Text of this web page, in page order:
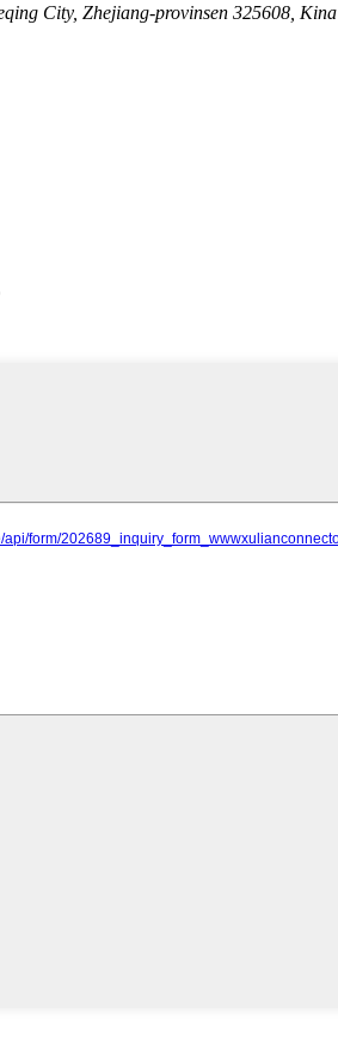
City, Zhejiang-provinsen 325608, Kina